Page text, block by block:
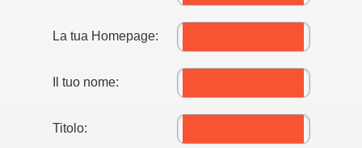
La tua Homepage:
Il tuo nome:
Titolo: